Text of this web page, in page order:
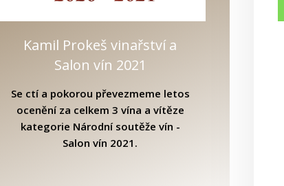
Kamil Prokeš vinařství a
Salon vín 2021
Se ctí a pokorou převezmeme letos
ocenění za celkem 3 vína a vítěze
kategorie Národní soutěže vín -
Salon vín 2021.